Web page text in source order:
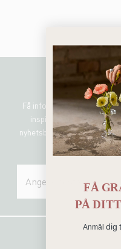
Få information om de
inspirerande
nyhetsbrev. Mr Plant
med
FÅ
PÅDITT
Anmäl dig